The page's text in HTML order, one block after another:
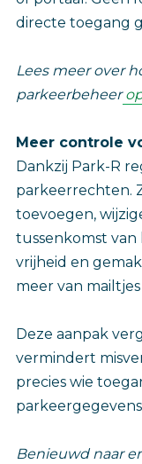
directe toegang
Lees meer over
parkeerbeheer
Meer controle
Dankzij Park-R
parkeerrechten.
toevoegen,
tussenkomst
vrijheid en
meer van
Deze aanpak
vermindert
precies wie
Benieuwd naar